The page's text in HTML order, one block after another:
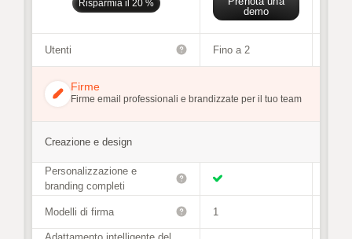
Risparmia il 20 %
demo
Utenti Fino a 2
Firme
Firme email professionali e brandizzate per il tuo team
Creazione e design
Personalizzazione e
branding completi
Modelli di firma 1